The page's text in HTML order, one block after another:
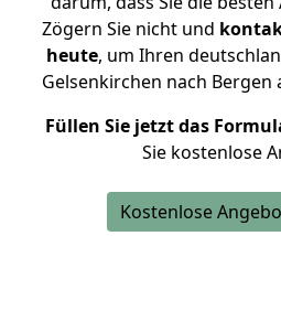
Zögern Sie nicht und
heute, um Ihren
Gelsenkirchen nach Bergen
Füllen Sie jetzt das
Sie kostenlose
Kostenlose